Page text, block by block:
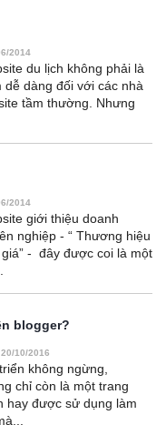
2014
du lịch không phải là
dễ dàng đối với các nhà
tầm thường. Nhưng
2014
giới thiệu doanh
nghiệp - “ Thương hiệu
- đây được coi là một
blogger?
20/10/2016
không ngừng,
chỉ còn là một trang
hay được sử dụng làm